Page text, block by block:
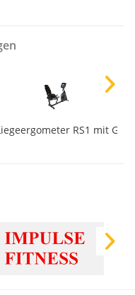
mit Go Konsole...